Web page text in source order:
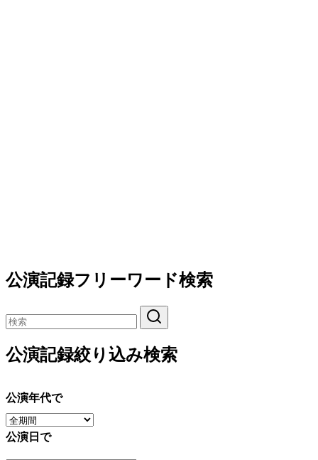
公演記録フリーワード検索
公演記録絞り込み検索
公演年代で
公演日で